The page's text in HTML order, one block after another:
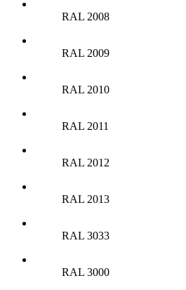
RAL 2008
RAL 2009
RAL 2010
RAL 2011
RAL 2012
RAL 2013
RAL 3033
RAL 3000